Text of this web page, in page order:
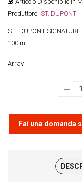
Produttore: ST. DUPONT
S.T. DUPONT
100 ml
Array
Fai una domanda